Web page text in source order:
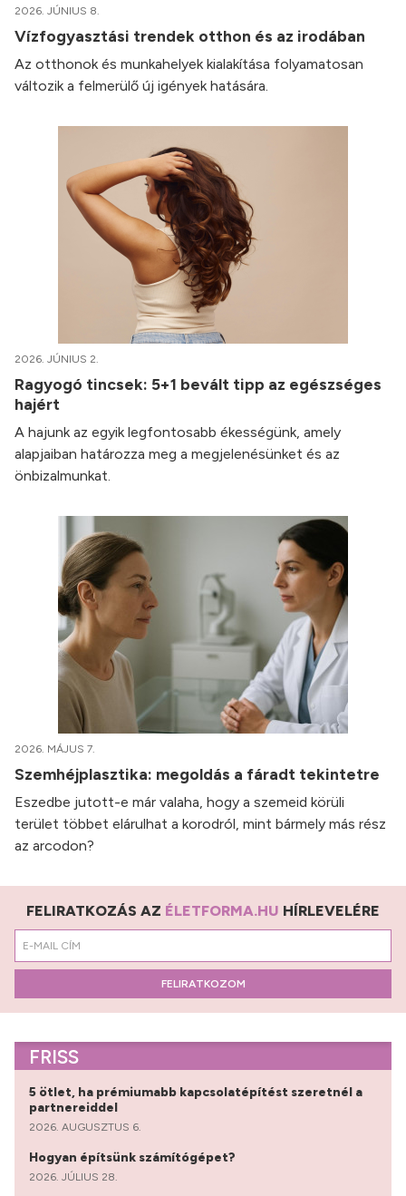
2026. JÚNIUS 8.
Vízfogyasztási trendek otthon és az irodában
Az otthonok és munkahelyek kialakítása folyamatosan
változik a felmerülő új igények hatására.
2026. JÚNIUS 2.
Ragyogó tincsek: 5+1 bevált tipp az egészséges
hajért
A hajunk az egyik legfontosabb ékességünk, amely
alapjaiban határozza meg a megjelenésünket és az
önbizalmunkat.
2026. MÁJUS 7.
Szemhéjplasztika: megoldás a fáradt tekintetre
Eszedbe jutott-e már valaha, hogy a szemeid körüli
terület többet elárulhat a korodról, mint bármely más rész
az arcodon?
FELIRATKOZÁS AZ ÉLETFORMA.HU HÍRLEVELÉRE
FELIRATKOZOM
FRISS
5 ötlet, ha prémiumabb kapcsolatépítést szeretnél a
partnereiddel
2026. AUGUSZTUS 6.
Hogyan építsünk számítógépet?
2026. JÚLIUS 28.